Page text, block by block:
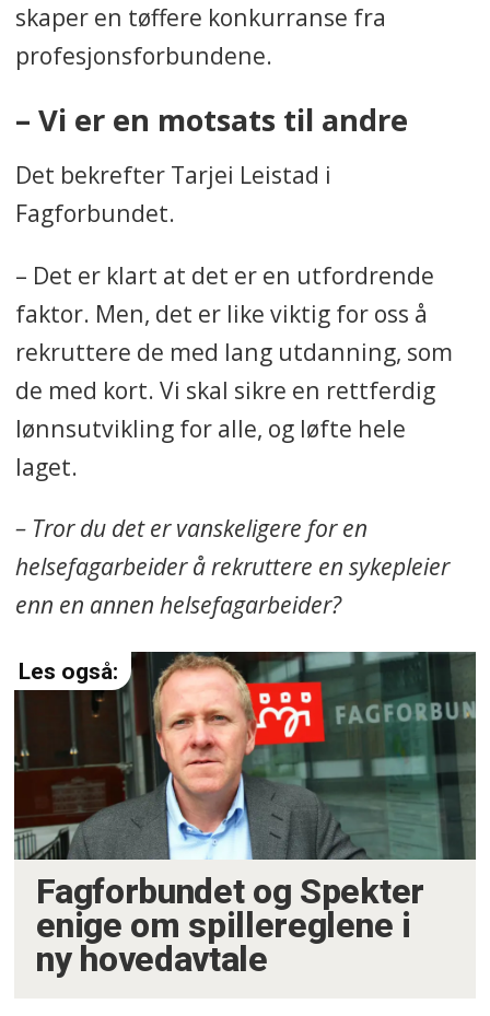
skaper en tøffere konkurranse fra
profesjonsforbundene.
– Vi er en motsats til andre
Det bekrefter Tarjei Leistad i
Fagforbundet.
– Det er klart at det er en utfordrende
faktor. Men, det er like viktig for oss å
rekruttere de med lang utdanning, som
de med kort. Vi skal sikre en rettferdig
lønnsutvikling for alle, og løfte hele
laget.
– Tror du det er vanskeligere for en
helsefagarbeider å rekruttere en sykepleier
enn en annen helsefagarbeider?
Fagforbundet og Spekter
enige om spillereglene i
ny hovedavtale